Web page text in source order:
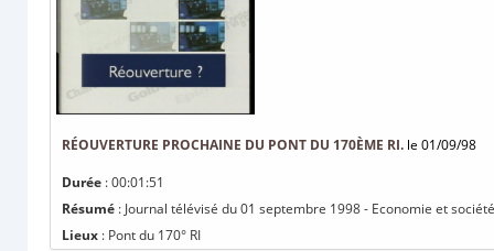
RÉOUVERTURE PROCHAINE DU PONT DU 170ÈME RI. le 01/09/98
Durée : 00:01:51
Résumé : Journal télévisé du 01 septembre 1998 - Economie et
Lieux : Pont du 170° RI